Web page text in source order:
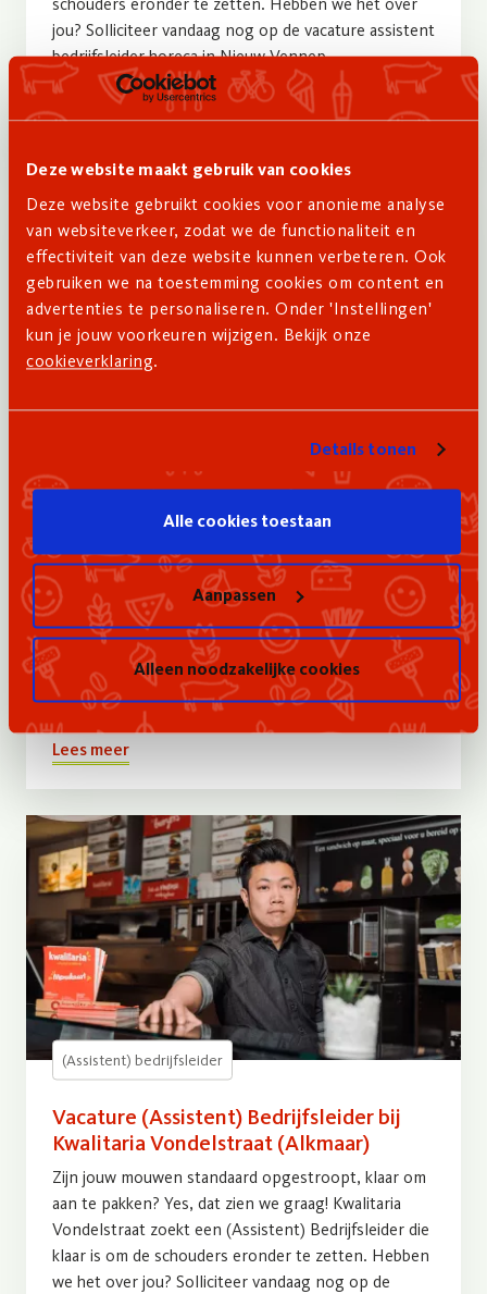
Deze website maakt gebruik van cookies
Deze website gebruikt cookies voor anonieme analyse
van websiteverkeer, zodat we de functionaliteit en
effectiviteit van deze website kunnen verbeteren. Ook
gebruiken we na toestemming cookies om content en
advertenties te personaliseren. Onder 'Instellingen'
kun je jouw voorkeuren wijzigen. Bekijk onze
cookieverklaring.
Details tonen
Alle cookies toestaan
Aanpassen
Alleen noodzakelijke cookies
jou? Solliciteer vandaag nog op de vacature assistent
bedrijfsleider horeca in Nieuw-Vennep.
Lees meer
Vacature (Assistent) Bedrijfsleider bij
aan te pakken en heb jij relevante werkervaring? Yes,
dat zien we graag! Kwalitaria Schuytgraaf zoekt een
(assistent) bedrijfsleider die klaar is om de schouders
eronder te zetten. Hebben we het over jou?
Solliciteer vandaag nog op de vacature (assistent)
Bedrijfsleider horeca in Arnhem.
Lees meer
(Assistent) bedrijfsleider
Vacature (Assistent) Bedrijfsleider bij
Kwalitaria Vondelstraat (Alkmaar)
Zijn jouw mouwen standaard opgestroopt, klaar om
aan te pakken? Yes, dat zien we graag! Kwalitaria
Vondelstraat zoekt een (Assistent) Bedrijfsleider die
klaar is om de schouders eronder te zetten. Hebben
we het over jou? Solliciteer vandaag nog op de